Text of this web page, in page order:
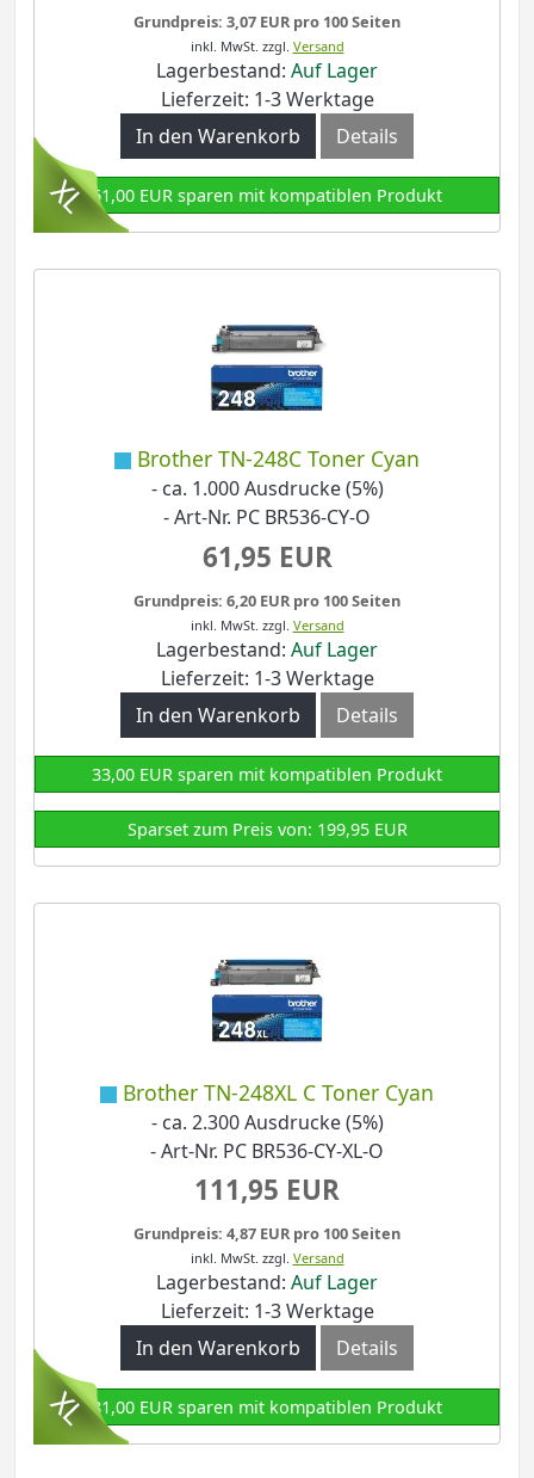
Grundpreis: 3,07 EUR pro 100 Seiten
inkl. MwSt. zzgl. Versand
Lagerbestand: Auf Lager
Lieferzeit: 1-3 Werktage
In den Warenkorb
Details
61,00 EUR sparen mit kompatiblen Produkt
Brother TN-248C Toner Cyan
- ca. 1.000 Ausdrucke (5%)
- Art-Nr. PC BR536-CY-O
61,95 EUR
Grundpreis: 6,20 EUR pro 100 Seiten
inkl. MwSt. zzgl. Versand
Lagerbestand: Auf Lager
Lieferzeit: 1-3 Werktage
In den Warenkorb
Details
33,00 EUR sparen mit kompatiblen Produkt
Sparset zum Preis von: 199,95 EUR
Brother TN-248XL C Toner Cyan
- ca. 2.300 Ausdrucke (5%)
- Art-Nr. PC BR536-CY-XL-O
111,95 EUR
Grundpreis: 4,87 EUR pro 100 Seiten
inkl. MwSt. zzgl. Versand
Lagerbestand: Auf Lager
Lieferzeit: 1-3 Werktage
In den Warenkorb
Details
81,00 EUR sparen mit kompatiblen Produkt